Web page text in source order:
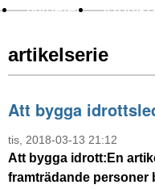
Nyheter
artikelserie
Att bygga
tis, 2018-03-13 21:12
Att bygga idrott: En
framträdande personer